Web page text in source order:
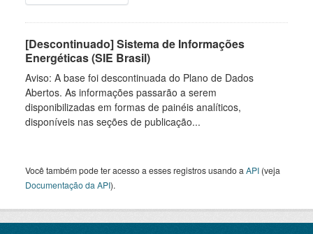
[Descontinuado] Sistema de Informações
Energéticas (SIE Brasil)
Aviso: A base foi descontinuada do Plano de Dados
Abertos. As informações passarão a serem
disponibilizadas em formas de painéis analíticos,
disponíveis nas seções de publicação...
Você também pode ter acesso a esses registros usando a API (veja
Documentação da API).